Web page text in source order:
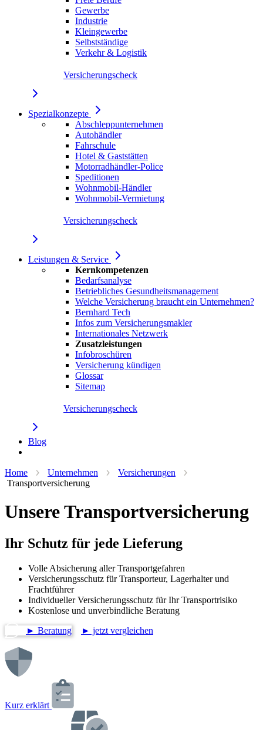
Gewerbe
Industrie
Kleingewerbe
Selbstständige
Verkehr & Logistik
Versicherungscheck
Spezialkonzepte
Abschleppunternehmen
Autohändler
Fahrschule
Hotel & Gaststätten
Motorradhändler-Police
Speditionen
Wohnmobil-Händler
Wohnmobil-Vermietung
Versicherungscheck
Leistungen & Service
Kernkompetenzen
Bedarfsanalyse
Betriebliches Gesundheitsmanagement
Welche Versicherung braucht ein Unternehmen?
Bernhard Tech
Infos zum Versicherungsmakler
Internationales Netzwerk
Zusatzleistungen
Infobroschüren
Versicherung kündigen
Glossar
Sitemap
Versicherungscheck
Blog
Home Unternehmen
Versicherungen
Transportversicherung
Unsere Transportversicherung
Ihr Schutz für jede Lieferung
Volle Absicherung aller Transportgefahren
Versicherungsschutz für Transporteur, Lagerhalter und
Frachtführer
Individueller Versicherungsschutz für Ihr Transportrisiko
Kostenlose und unverbindliche Beratung
► Beratung ► jetzt vergleichen
Kurz erklärt